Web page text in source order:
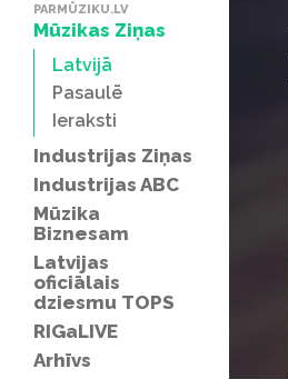
PARMŪZIKU.LV
Mūzikas Ziņas
Latvijā
Pasaulē
Ieraksti
Industrijas Ziņas
Industrijas ABC
Mūzika
Biznesam
Latvijas
oficiālais
dziesmu TOPS
RIGaLIVE
Arhīvs